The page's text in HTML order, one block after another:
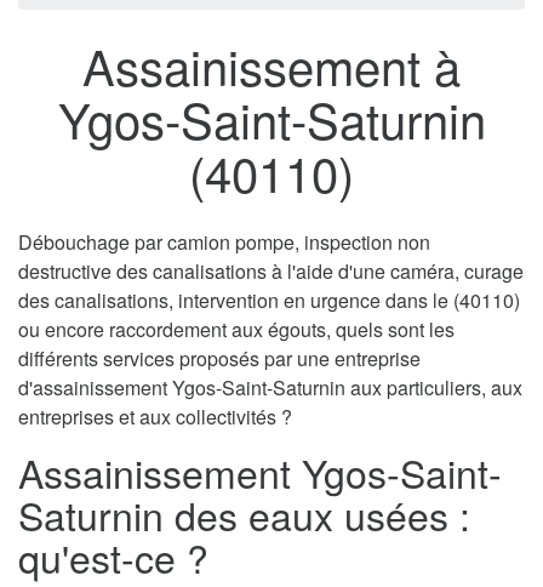
Assainissement à
Ygos-Saint-Saturnin
(40110)
Débouchage par camion pompe, inspection non
destructive des canalisations à l'aide d'une caméra, curage
des canalisations, intervention en urgence dans le (40110)
ou encore raccordement aux égouts, quels sont les
différents services proposés par une entreprise
d'assainissement Ygos-Saint-Saturnin aux particuliers, aux
entreprises et aux collectivités ?
Assainissement Ygos-Saint-
Saturnin des eaux usées :
qu'est-ce ?